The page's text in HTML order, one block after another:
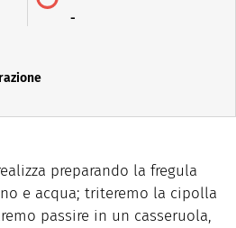
-
preparando la fregula
e acqua; triteremo la cipolla
passire in un casseruola,